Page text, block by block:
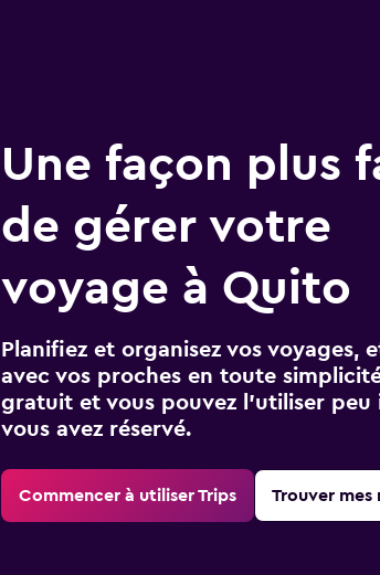
Une façon plus
de gérer votre
voyage à Quito
Planifiez et organisez vos voyages,
avec vos proches en toute
gratuit et vous pouvez l’utiliser
vous avez réservé.
Commencer à utiliser Trips Trouver mes